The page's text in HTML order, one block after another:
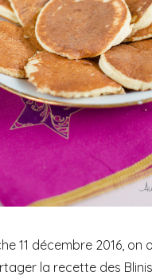
11 décembre 2016, on
la recette des